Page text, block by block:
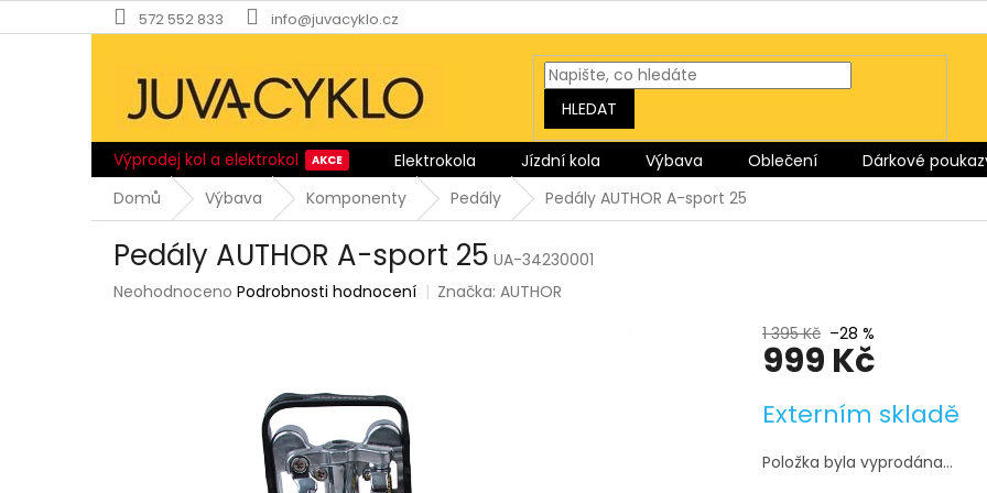
na
572 552 833 info@juvacyklo.cz
HLEDAT
Výprodej kol a elektrokol Elektrokola Jízdní kola Výbava Oblečení Dárkové
Domů
Výbava Komponenty Pedály Pedály AUTHOR A-sport 25
Pedály AUTHOR A-sport 25 UA-34230001
Průměrné
Neohodnoceno Podrobnosti hodnocení Značka:AUTHOR
1 395 Kč –28 %
999 Kč
cena:
Externím skladě
Položka byla vyprodána…